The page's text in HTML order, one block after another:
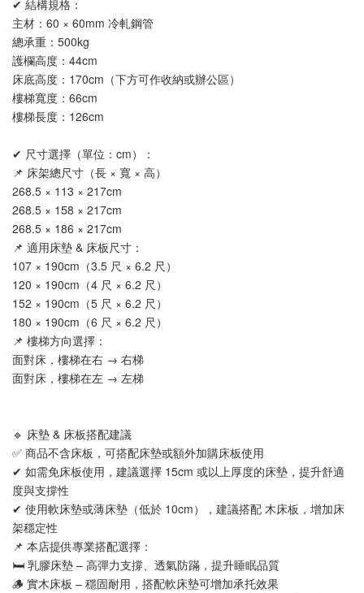
✔ 結構規格：
主材：60 × 60mm 冷軋鋼管
總承重：500kg
護欄高度：44cm
床底高度：170cm（下方可作收納或辦公區）
樓梯寬度：66cm
樓梯長度：126cm
✔ 尺寸選擇（單位：cm）：
📌 床架總尺寸（長 × 寬 × 高）
268.5 × 113 × 217cm
268.5 × 158 × 217cm
268.5 × 186 × 217cm
📌 適用床墊 & 床板尺寸：
107 × 190cm（3.5 尺 × 6.2 尺）
120 × 190cm（4 尺 × 6.2 尺）
152 × 190cm（5 尺 × 6.2 尺）
180 × 190cm（6 尺 × 6.2 尺）
📌 樓梯方向選擇：
面對床，樓梯在右 → 右梯
面對床，樓梯在左 → 左梯
🔹 床墊 & 床板搭配建議
✅ 商品不含床板，可搭配床墊或額外加購床板使用
✔ 如需免床板使用，建議選擇 15cm 或以上厚度的床墊，提升舒適
度與支撐性
✔ 使用軟床墊或薄床墊（低於 10cm），建議搭配 木床板，增加床
架穩定性
📌 本店提供專業搭配選擇：
🛏 乳膠床墊 – 高彈力支撐、透氣防蹣，提升睡眠品質
🪵 實木床板 – 穩固耐用，搭配軟床墊可增加承托效果